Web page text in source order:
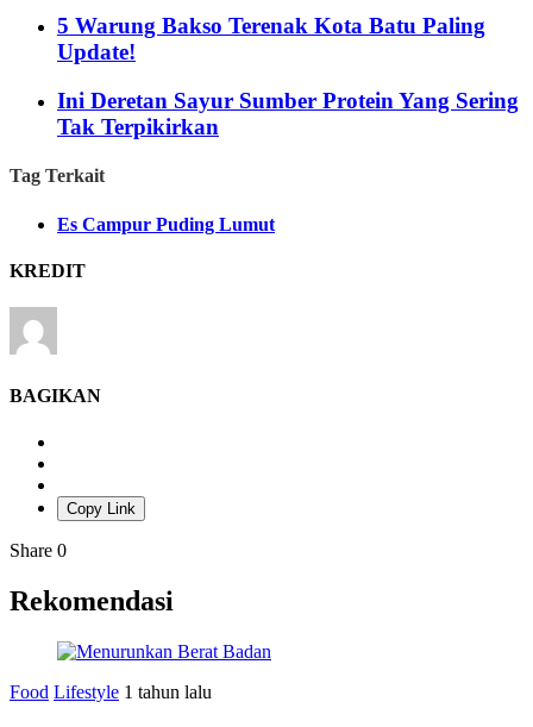
5 Warung Bakso Terenak Kota Batu Paling
Update!
Ini Deretan Sayur Sumber Protein Yang Sering
Tak Terpikirkan
Tag Terkait
Es Campur Puding Lumut
KREDIT
BAGIKAN
Copy Link
Share 0
Rekomendasi
Food Lifestyle 1 tahun lalu